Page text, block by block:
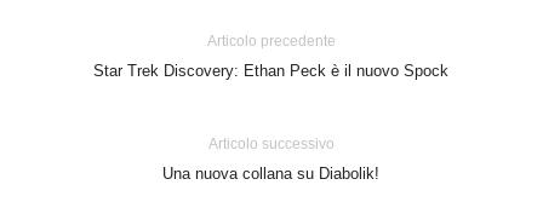
Articolo precedente
Star Trek Discovery: Ethan Peck è il nuovo Spock
Articolo successivo
Una nuova collana su Diabolik!